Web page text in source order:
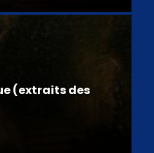
(extraits des